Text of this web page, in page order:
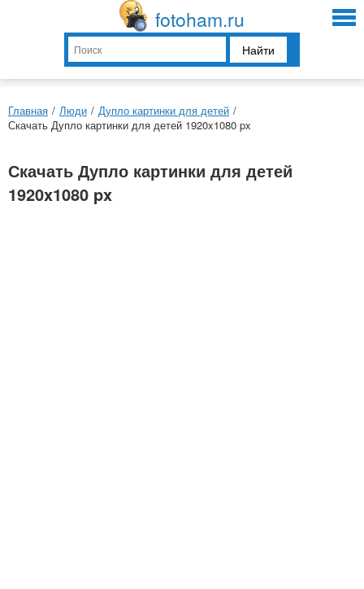
fotoham.ru
Найти
Главная / Люди / Дупло картинки для детей /
Скачать Дупло картинки для детей 1920x1080 px
Скачать Дупло картинки для детей
1920x1080 px